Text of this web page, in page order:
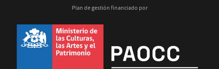
Plan de gestión financiado por